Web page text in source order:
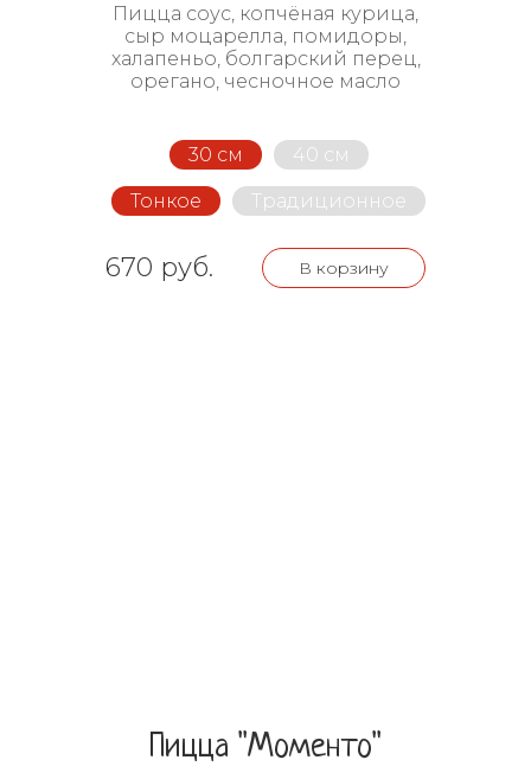
Пицца соус , копчёная курица,
сыр моцарелла, помидоры,
халапеньо, болгарский перец,
орегано, чесночное масло
30 см 40 см
Тонкое Традиционное
670 руб. В корзину
Пицца "Моменто"